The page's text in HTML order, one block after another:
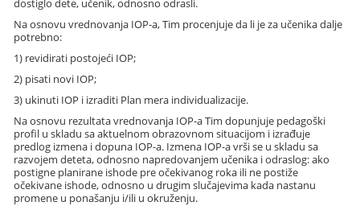
dostiglo dete, učenik, odnosno odrasli.
Na osnovu vrednovanja IOP-a, Tim procenjuje da li je za učenika dalje
potrebno:
1) revidirati postojeći IOP;
2) pisati novi IOP;
3) ukinuti IOP i izraditi Plan mera individualizacije.
Na osnovu rezultata vrednovanja IOP-a Tim dopunjuje pedagoški
profil u skladu sa aktuelnom obrazovnom situacijom i izrađuje
predlog izmena i dopuna IOP-a. Izmena IOP-a vrši se u skladu sa
razvojem deteta, odnosno napredovanjem učenika i odraslog: ako
postigne planirane ishode pre očekivanog roka ili ne postiže
očekivane ishode, odnosno u drugim slučajevima kada nastanu
promene u ponašanju i/ili u okruženju.